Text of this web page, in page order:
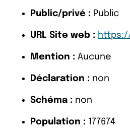
Public/privé : Public
URL Site web :
Mention : Aucune
Déclaration : non
Schéma : non
Population : 177674